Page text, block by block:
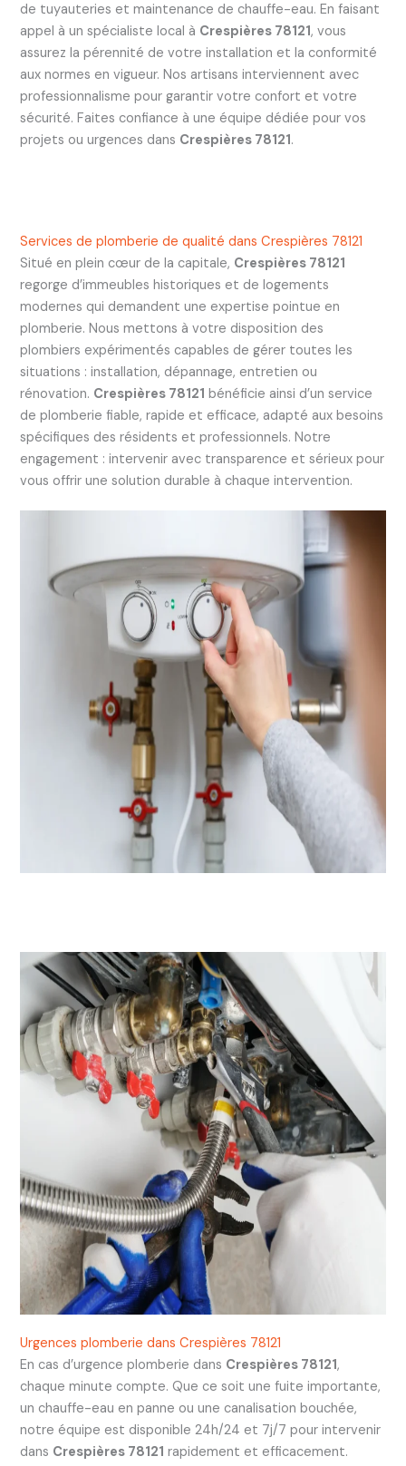
de tuyauteries et maintenance de chauffe-eau. En faisant
appel à un spécialiste local à Crespières 78121, vous
assurez la pérennité de votre installation et la conformité
aux normes en vigueur. Nos artisans interviennent avec
professionnalisme pour garantir votre confort et votre
sécurité. Faites confiance à une équipe dédiée pour vos
projets ou urgences dans Crespières 78121.
Services de plomberie de qualité dans Crespières 78121
Situé en plein cœur de la capitale, Crespières 78121
regorge d’immeubles historiques et de logements
modernes qui demandent une expertise pointue en
plomberie. Nous mettons à votre disposition des
plombiers expérimentés capables de gérer toutes les
situations : installation, dépannage, entretien ou
rénovation. Crespières 78121 bénéficie ainsi d’un service
de plomberie fiable, rapide et efficace, adapté aux besoins
spécifiques des résidents et professionnels. Notre
engagement : intervenir avec transparence et sérieux pour
vous offrir une solution durable à chaque intervention.
Urgences plomberie dans Crespières 78121
En cas d’urgence plomberie dans Crespières 78121,
chaque minute compte. Que ce soit une fuite importante,
un chauffe-eau en panne ou une canalisation bouchée,
notre équipe est disponible 24h/24 et 7j/7 pour intervenir
dans Crespières 78121 rapidement et efficacement.